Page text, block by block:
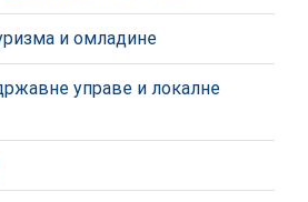
и омладине
управе и локалне